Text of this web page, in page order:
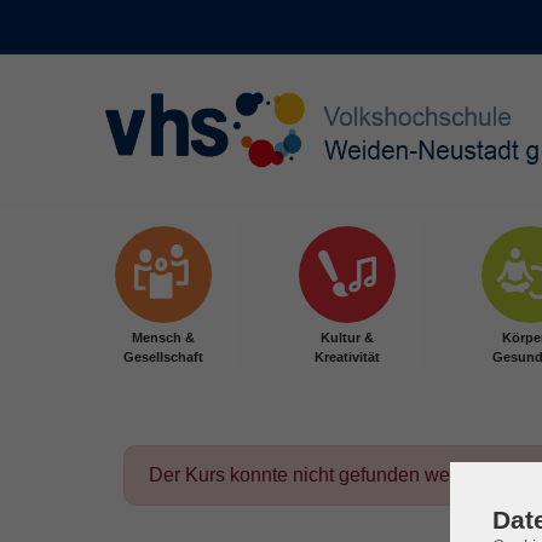
Mensch &
Gesellschaft
Kultur &
Kreativität
Der Kurs konnte nicht gefunden werden.